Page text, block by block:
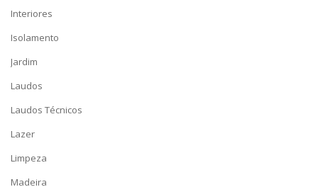
Interiores
Isolamento
Jardim
Laudos
Laudos Técnicos
Lazer
Limpeza
Madeira